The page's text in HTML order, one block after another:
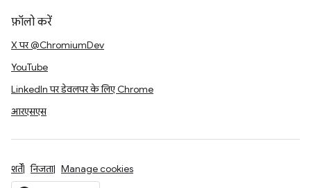
फ़ॉलो करें
X पर @ChromiumDev
YouTube
LinkedIn पर डेवलपर के लिए Chrome
आरएसएस
शर्तें निजता Manage cookies